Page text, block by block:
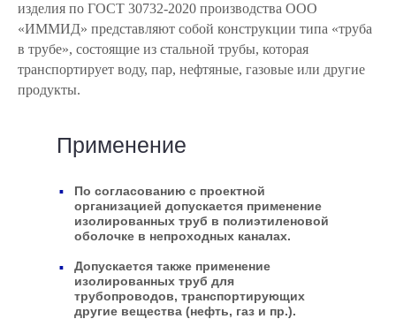
изделия по ГОСТ 30732-2020 производства ООО
«ИММИД» представляют собой конструкции типа «труба
в трубе», состоящие из стальной трубы, которая
транспортирует воду, пар, нефтяные, газовые или другие
продукты.
Применение
По согласованию с проектной
организацией допускается применение
изолированных труб в полиэтиленовой
оболочке в непроходных каналах.
Допускается также применение
изолированных труб для
трубопроводов, транспортирующих
другие вещества (нефть, газ и пр.).
.
.